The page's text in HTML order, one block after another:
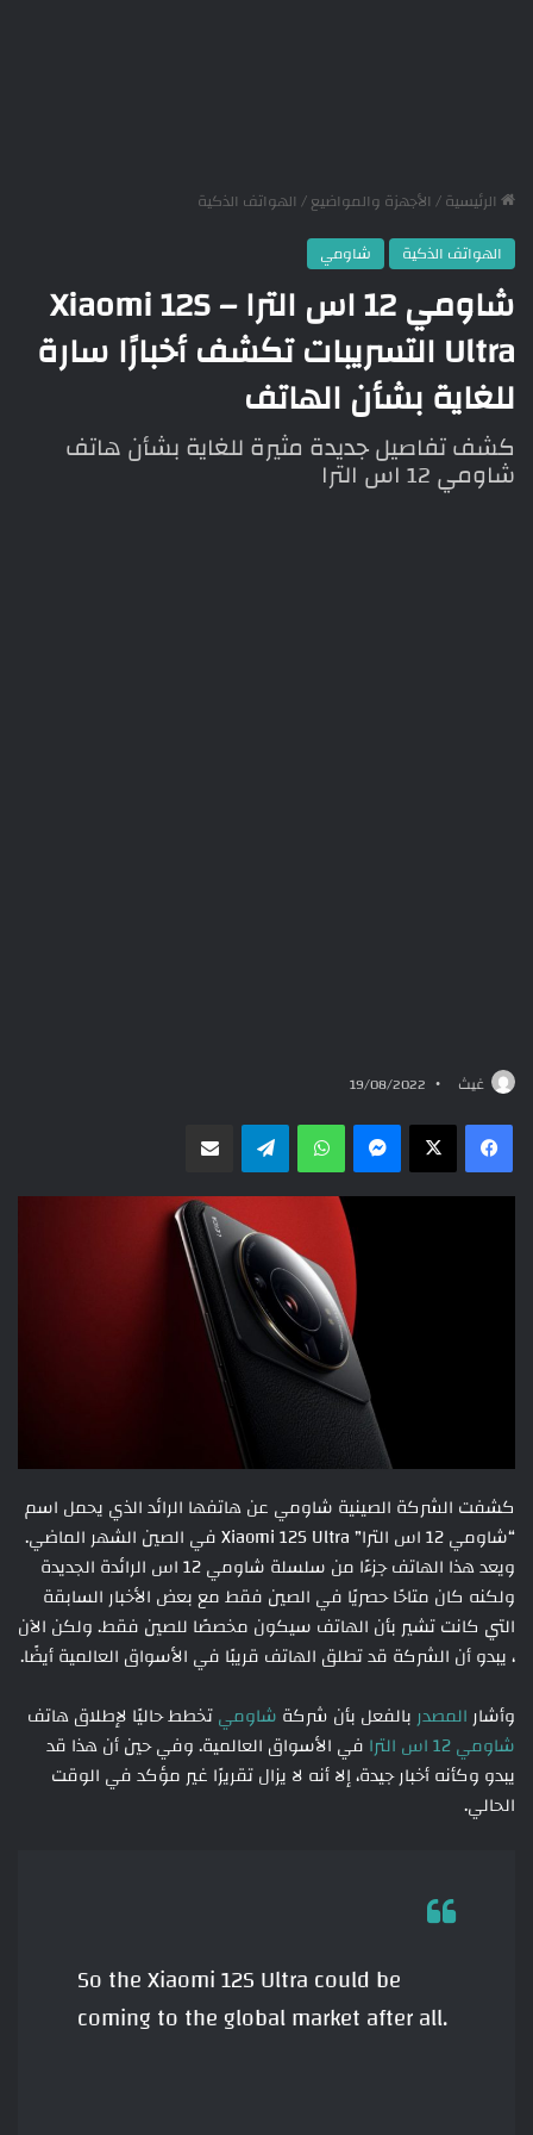
الرئيسية/ الأجهزة والمواضيع/ الهواتف الذكية
الهواتف الذكية
شاومي
شاومي 12 اس الترا – Xiaomi 12S
Ultra التسريبات تكشف أخبارًا سارة
للغاية بشأن الهاتف
كشف تفاصيل جديدة مثيرة للغاية بشأن هاتف
شاومي 12 اس الترا
غيث 19/08/2022
ماسنجر واتسابتيلقرام
كشفت الشركة الصينية شاومي عن هاتفها الرائد الذي يحمل اسم
“شاومي 12 اس الترا” Xiaomi 12S Ultra في الصين الشهر الماضي.
ويعد هذا الهاتف جزءًا من سلسلة شاومي 12 اس الرائدة الجديدة
ولكنه كان متاحًا حصريًا في الصين فقط مع بعض الأخبار السابقة
التي كانت تشير بأن الهاتف سيكون مخصصًا للصين فقط. ولكن الآن
، يبدو أن الشركة قد تطلق الهاتف قريبًا في الأسواق العالمية أيضًا.
وأشارالمصدر بالفعل بأن شركة شاوميتخطط حاليًا لإطلاق هاتف
شاومي 12 اس الترا
في الأسواق العالمية. وفي حين أن هذا قد
يبدو وكأنه أخبار جيدة، إلا أنه لا يزال تقريرًا غير مؤكد في الوقت
الحالي.
So the Xiaomi 12S Ultra could be
coming to the global market after all.